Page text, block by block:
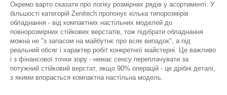
Окремо варто сказати про логіку розмірних рядів у асортименті. У
більшості категорій Zenitech пропонує кілька типорозмірів
обладнання - від компактних настільних моделей до
повнорозмірних стійкових верстатів, тож підібрати обладнання
можна не "з запасом на майбутнє про всяк випадок", а під
реальний обсяг і характер робіт конкретної майстерні. Це важливо
і з фінансової точки зору - немає сенсу переплачувати за
потужний стійковий верстат, якщо 90% операцій - це дрібні деталі,
з якими впорається компактна настільна модель.